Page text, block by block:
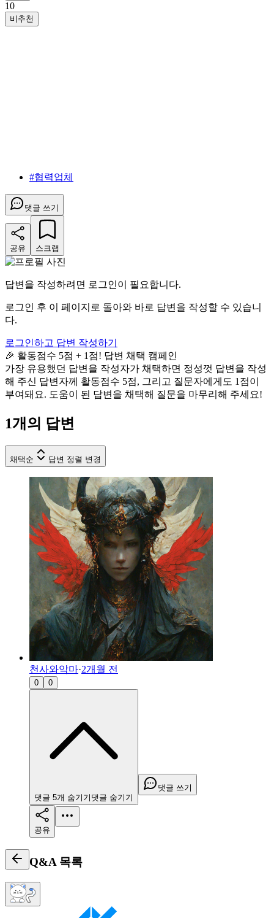
10
비추천
#협력업체
댓글 쓰기
공유 스크랩
답변을 작성하려면 로그인이 필요합니다.
로그인 후 이 페이지로 돌아와 바로 답변을 작성할 수 있습니
다.
로그인하고 답변 작성하기
🎉 활동점수 5점 + 1점! 답변 채택 캠페인
가장 유용했던 답변을 작성자가 채택하면 정성껏 답변을 작성
해 주신 답변자께 활동점수 5점, 그리고 질문자에게도 1점이
부여돼요. 도움이 된 답변을 채택해 질문을 마무리해 주세요!
1개의 답변
채택순 답변 정렬 변경
천사와악마·2개월 전
0 0
댓글 5개 숨기기 댓글 숨기기
댓글 쓰기
공유
Q&A 목록